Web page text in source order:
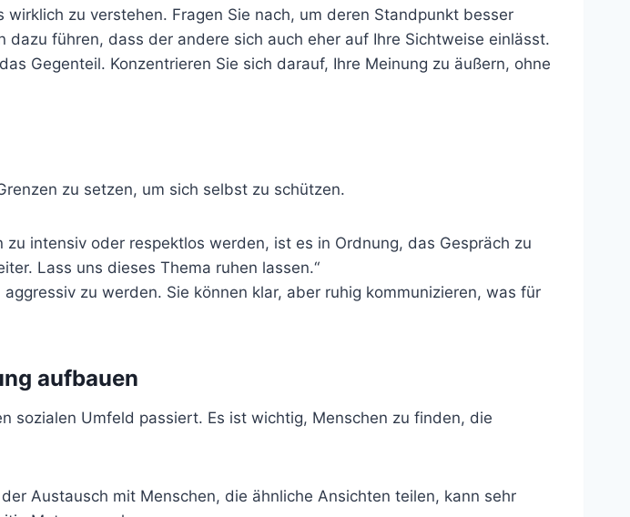
zu verstehen. Fragen Sie nach, um deren Standpunkt besser
führen, dass der andere sich auch eher auf Ihre Sichtweise einlässt.
Gegenteil. Konzentrieren Sie sich darauf, Ihre Meinung zu äußern, ohne
zu setzen, um sich selbst zu schützen.
zu intensiv oder respektlos werden, ist es in Ordnung, das Gespräch zu
Lass uns dieses Thema ruhen lassen.“
zu werden. Sie können klar, aber ruhig kommunizieren, was für
aufbauen
sozialen Umfeld passiert. Es ist wichtig, Menschen zu finden, die
Austausch mit Menschen, die ähnliche Ansichten teilen, kann sehr